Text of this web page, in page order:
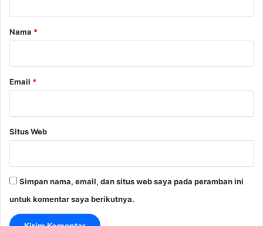
rNama *
Email *
Situs Web
Simpan nama, email, dan situs web saya pada peramban ini
untuk komentar saya berikutnya.